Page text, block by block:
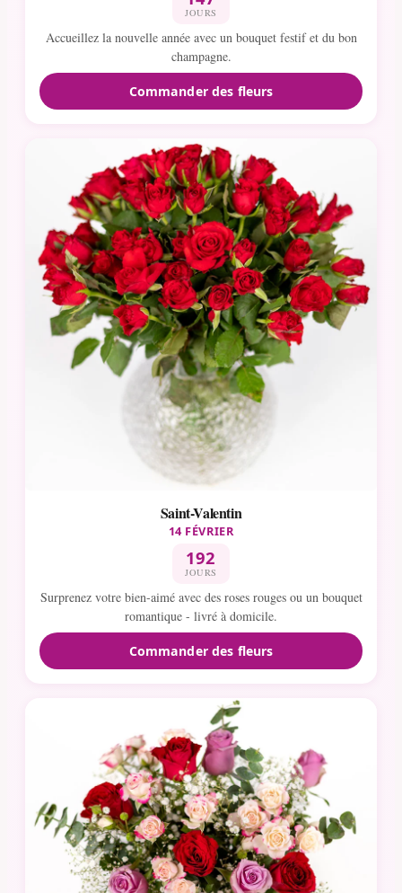
JOURS
Accueillez la nouvelle année avec un bouquet festif et du bon
champagne.
Commander des fleurs
Saint-Valentin
14 FÉVRIER
192
JOURS
Surprenez votre bien-aimé avec des roses rouges ou un bouquet
romantique - livré à domicile.
Commander des fleurs